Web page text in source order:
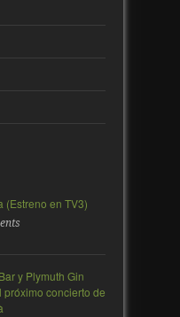
(Estreno en TV3)
y Plymuth Gin
próximo concierto de